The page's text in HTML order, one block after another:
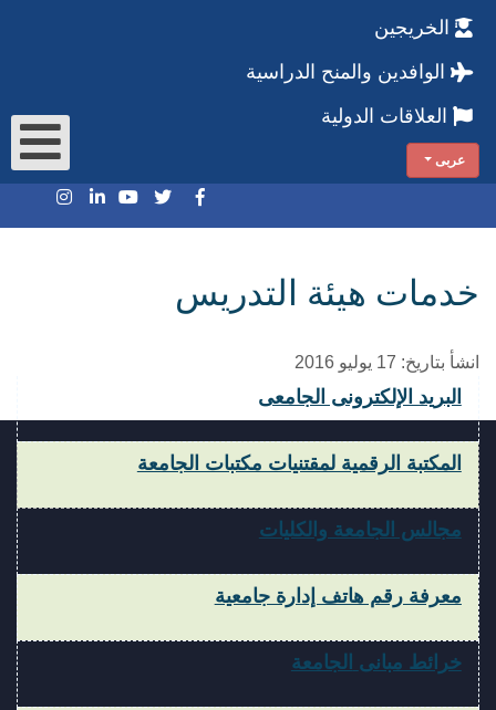
الخريجين
الوافدين والمنح الدراسية
العلاقات الدولية
عربى
خدمات هيئة التدريس
انشأ بتاريخ: 17 يوليو 2016
البريد الإلكترونى الجامعى
المكتبة الرقمية لمقتنيات مكتبات الجامعة
مجالس الجامعة والكليات
معرفة رقم هاتف إدارة جامعية
خرائط مبانى الجامعة